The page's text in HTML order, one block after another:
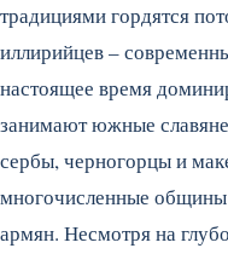
традициями гордятся
иллирийцев –
настоящее время
занимают южные
сербы, черногорцы и
многочисленные общины
армян. Несмотря на